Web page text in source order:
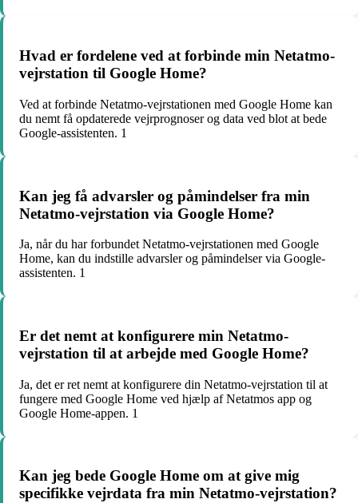
Hvad er fordelene ved at forbinde min Netatmo-
vejrstation til Google Home?
Ved at forbinde Netatmo-vejrstationen med Google Home kan
du nemt få opdaterede vejrprognoser og data ved blot at bede
Google-assistenten. 1
Kan jeg få advarsler og påmindelser fra min
Netatmo-vejrstation via Google Home?
Ja, når du har forbundet Netatmo-vejrstationen med Google
Home, kan du indstille advarsler og påmindelser via Google-
assistenten. 1
Er det nemt at konfigurere min Netatmo-
vejrstation til at arbejde med Google Home?
Ja, det er ret nemt at konfigurere din Netatmo-vejrstation til at
fungere med Google Home ved hjælp af Netatmos app og
Google Home-appen. 1
Kan jeg bede Google Home om at give mig
specifikke vejrdata fra min Netatmo-vejrstation?